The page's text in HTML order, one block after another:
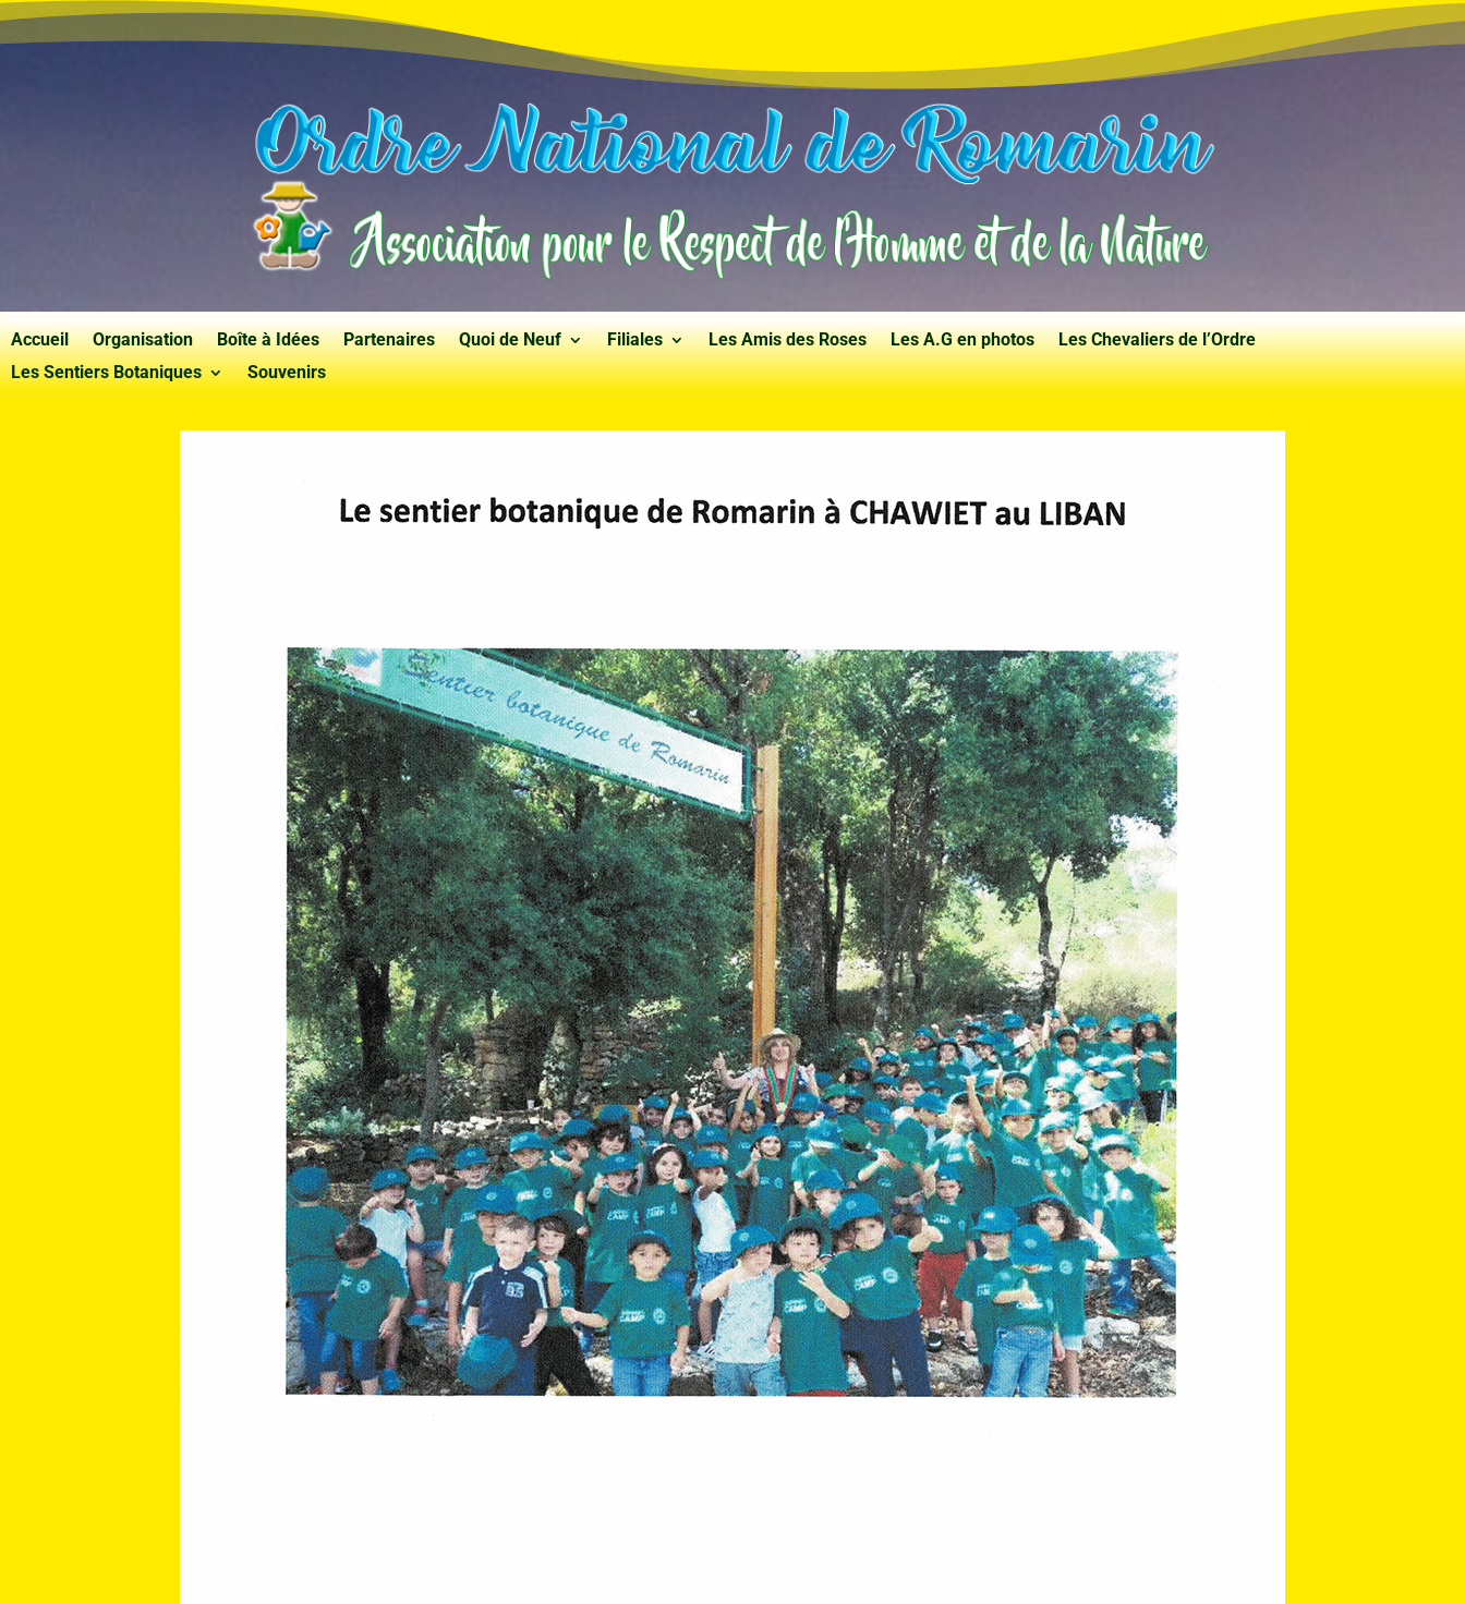
Accueil Organisation Boîte à Idées Partenaires Quoi de Neuf Filiales Les Amis des Roses Les A.G en photos
Les Chevaliers de l’Ordre
Les Sentiers Botaniques
Souvenirs